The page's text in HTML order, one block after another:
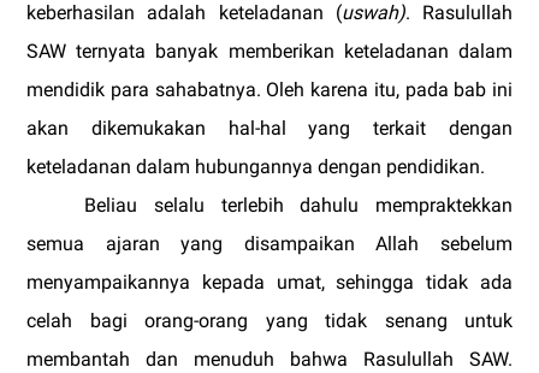
keberhasilan adalah keteladanan (uswah). Rasulullah
SAW ternyata banyak memberikan keteladanan dalam
mendidik para sahabatnya. Oleh karena itu, pada bab ini
akan dikemukakan hal-hal yang terkait dengan
keteladanan dalam hubungannya dengan pendidikan.
Beliau selalu terlebih dahulu mempraktekkan
semua ajaran yang disampaikan Allah sebelum
menyampaikannya kepada umat, sehingga tidak ada
celah bagi orang-orang yang tidak senang untuk
membantah dan menuduh bahwa Rasulullah SAW.